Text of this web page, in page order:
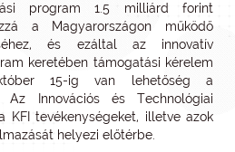
program 1.5 milliárd forint
a Magyarországon működő
és ezáltal az innovatív
keretében támogatási kérelem
15-ig van lehetőség a
Az Innovációs és Technológiai
KFI tevékenységeket, illetve azok
helyezi előtérbe.